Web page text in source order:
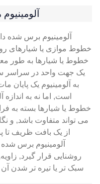
آلومینیوم برس شده
خطوط موازی یا
خطوط یا شیارها به طور
یک جهت واحد در سراسر
به آلومینیوم یک
است, اما نه به
خطوط یا شیارها بسته به
می تواند متفاوت باشد, و
از یک بافت ظریف
آلومینیوم برس شده
روشنایی قرار گیرد,
سبک تر یا تیره تر شدن